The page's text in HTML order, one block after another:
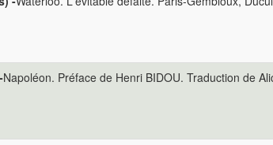
Napoléon. Préface de Henri BIDOU. Traduction de